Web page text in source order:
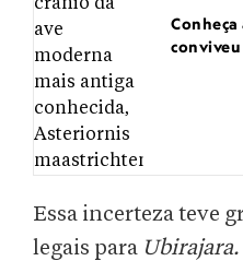
Essa incerteza teve
legais para Ubirajara.